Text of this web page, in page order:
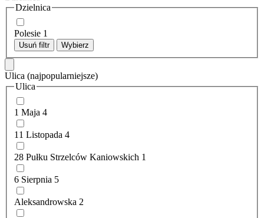
Dzielnica
Polesie 1
Usuń filtr Wybierz
Ulica (najpopularniejsze)
Ulica
1 Maja 4
11 Listopada 4
28 Pułku Strzelców Kaniowskich 1
6 Sierpnia 5
Aleksandrowska 2